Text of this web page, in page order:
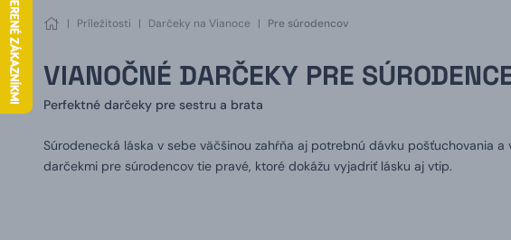
| Príležitosti | Darčeky na Vianoce | Pre súrodencov
VIANOČNÉ DARČEKY PRE
Perfektné darčeky pre sestru a brata
Súrodenecká láska v sebe väčšinou zahŕňa aj potrebnú dávku pošťuchovania
darčekmi pre súrodencov tie pravé, ktoré dokážu vyjadriť lásku aj vtip.